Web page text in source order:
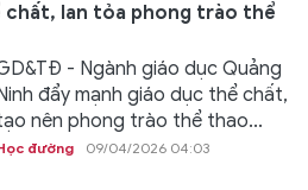
chất, lan tỏa phong trào thể
- Ngành giáo dục Quảng
đẩy mạnh giáo dục thể chất,
nên phong trào thể thao...
đường 09/04/2026 04:03